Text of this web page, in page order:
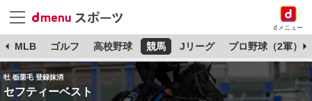
dメニュー
MLB ゴルフ 高校野球 競馬 Jリーグ プロ野球（2軍）
牡 栃栗毛 登録抹消
セフティーベスト